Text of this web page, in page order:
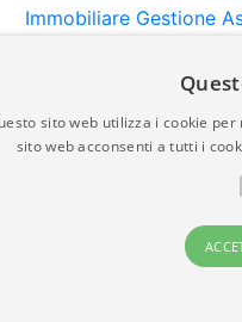
Immobiliare Gestione
italia.it
veridicità, della
sito web utilizza i cookie
sito web acconsenti a tutti i